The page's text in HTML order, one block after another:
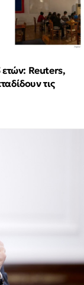
Reuters,
τις